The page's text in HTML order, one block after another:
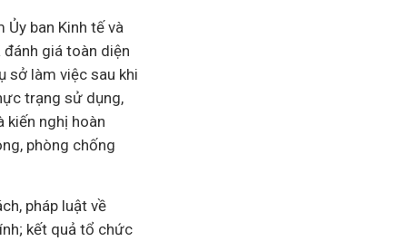
Ủy ban Kinh tếvà
giá toàn diện
sở làm việc sau khi
trạng sử dụng,
kiến nghị hoàn
phòng chống
pháp luật về
kết quả tổ chức